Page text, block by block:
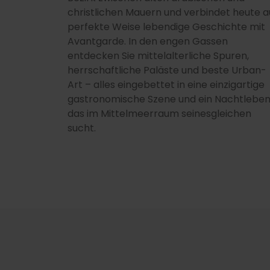
christlichen Mauern und verbindet heute
perfekte Weise lebendige Geschichte mit
Avantgarde. In den engen Gassen
entdecken Sie mittelalterliche Spuren,
herrschaftliche Paläste und beste Urban-
Art – alles eingebettet in eine einzigartige
gastronomische Szene und ein
das im Mittelmeerraum seinesgleichen
sucht.